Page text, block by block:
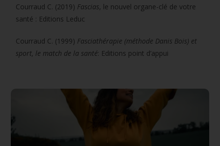
Courraud C. (2019) Fascias, le nouvel organe-clé de votre
santé : Editions Leduc
Courraud C. (1999) Fasciathérapie (méthode Danis Bois) et
sport, le match de la santé: Editions point d’appui